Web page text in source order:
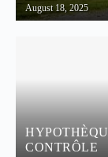
August 18, 2025
CONTRÔLE